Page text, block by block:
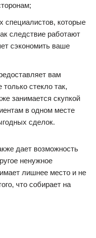
специалистов, которые
следствие работают
сэкономить ваше
вам
стекло так,
занимается скупкой
в одном месте
сделок.
дает возможность
ненужное
лишнее место и не
что собирает на